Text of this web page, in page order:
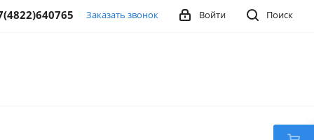
Поиск
Войти
Заказать звонок